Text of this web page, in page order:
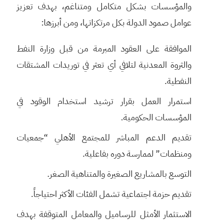
والمؤسسات بشكل متكامل ومتناغم، بهدف تعزيز
عوامل صمود الدولة بكل مرتكزاتها، ومن أبرزها:
الموافقة على العقود المبرمة من قبل وزارة النفط
والثروة المعدنية لتلافي أي تعثر في توريدات المشتقات
النفطية.
استمرار العمل بقرار ترشيد استخدام الوقود في
المؤسسات الحكومية.
تقديم الدعم المباشر للمجتمع الأهلي “جمعيات
ومنظمات” لممارسة دوره بفاعلية.
التوسع بالمشاريع الصغيرة والمتناهية الصغر.
تقديم حزمة اجتماعية تشمل الفئات الأكثر احتياجاً.
الاستثمار الأمثل للرساميل والمعامل المتوقفة بهدف